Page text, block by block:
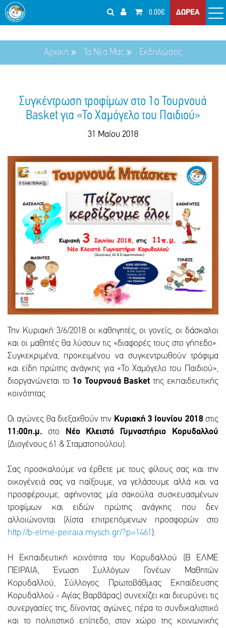
0.00€ ΔΩΡΕΑ
Αρχική Τα Νέα Μας Εκδηλώσεις
Συγκέντρωση τροφίμων στο 1ο Τουρνουά
Basket για «Το Χαμόγελο του Παιδιού»
31 Μαίου 2018
Την Κυριακή 3/6/2018 οι καθηγητές, οι γονείς, οι δάσκαλοι
και οι μαθητές θα λύσουν τις «διαφορές τους στο γήπεδο».
Συγκεκριμένα, προκειμένου να συγκεντρωθούν τρόφιμα
και είδη πρώτης ανάγκης για «Το Χαμόγελο του Παιδιού»,
διοργανώνεται το 1ο Τουρνουά Basket της εκπαιδευτικής
κοινότητας.
Οι αγώνες θα διεξαχθούν την Κυριακή 3 Ιουνίου 2018στις
11:00π.μ. στο
Νέο Κλειστό Γυμναστήριο Κορυδαλλού
(Διογένους 61 & Σταματοπούλου).
Σας προσκαλούμε να έρθετε με τους φίλους σας και την
οικογένειά σας να παίξουμε, να γελάσουμε αλλά και να
προσφέρουμε, αφήνοντας μία σακούλα συσκευασμένων
τροφίμων και ειδών πρώτης ανάγκης που δεν
αλλοιώνονται (λίστα επιτρεπόμενων προσφορών στο
http://b-elme-peiraia.mysch.gr/?p=1461 ).
Η Εκπαιδευτική κοινότητα του Κορυδαλλού (Β ΕΛΜΕ
ΠΕΙΡΑΙΑ, Ένωση Συλλόγων Γονέων Μαθητών
Κορυδαλλού, Σύλλογος Πρωτοβάθμιας Εκπαίδευσης
Κορυδαλλού - Αγίας Βαρβάρας) συνεχίζει και διευρύνει τις
συνεργασίες της, δίνοντας αγώνες, πέρα το συνδικαλιστικό
και το πολιτιστικό επίπεδο, στον χώρο της κοινωνικής